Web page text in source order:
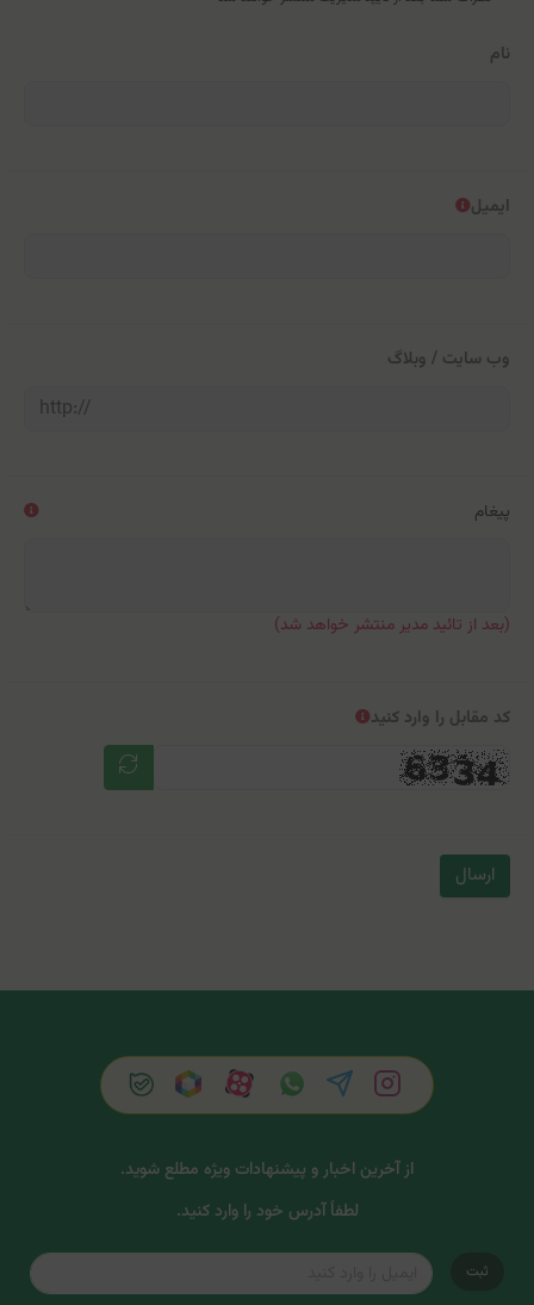
نام
ایمیل
وب سایت / وبلاگ
پیغام
(بعد از تائید مدیر منتشر خواهد شد)
کد مقابل را وارد کنید
ارسال
از آخرین اخبار و پیشنهادات ویژه مطلع شوید.
لطفاً آدرس خود را وارد کنید.
ثبت